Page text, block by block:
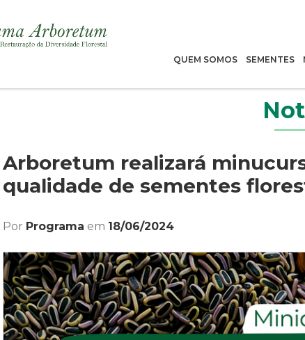
QUEM SOMOS SEMENTES
Arboretum realizará
qualidade de sementes
Por Programa em 18/06/2024